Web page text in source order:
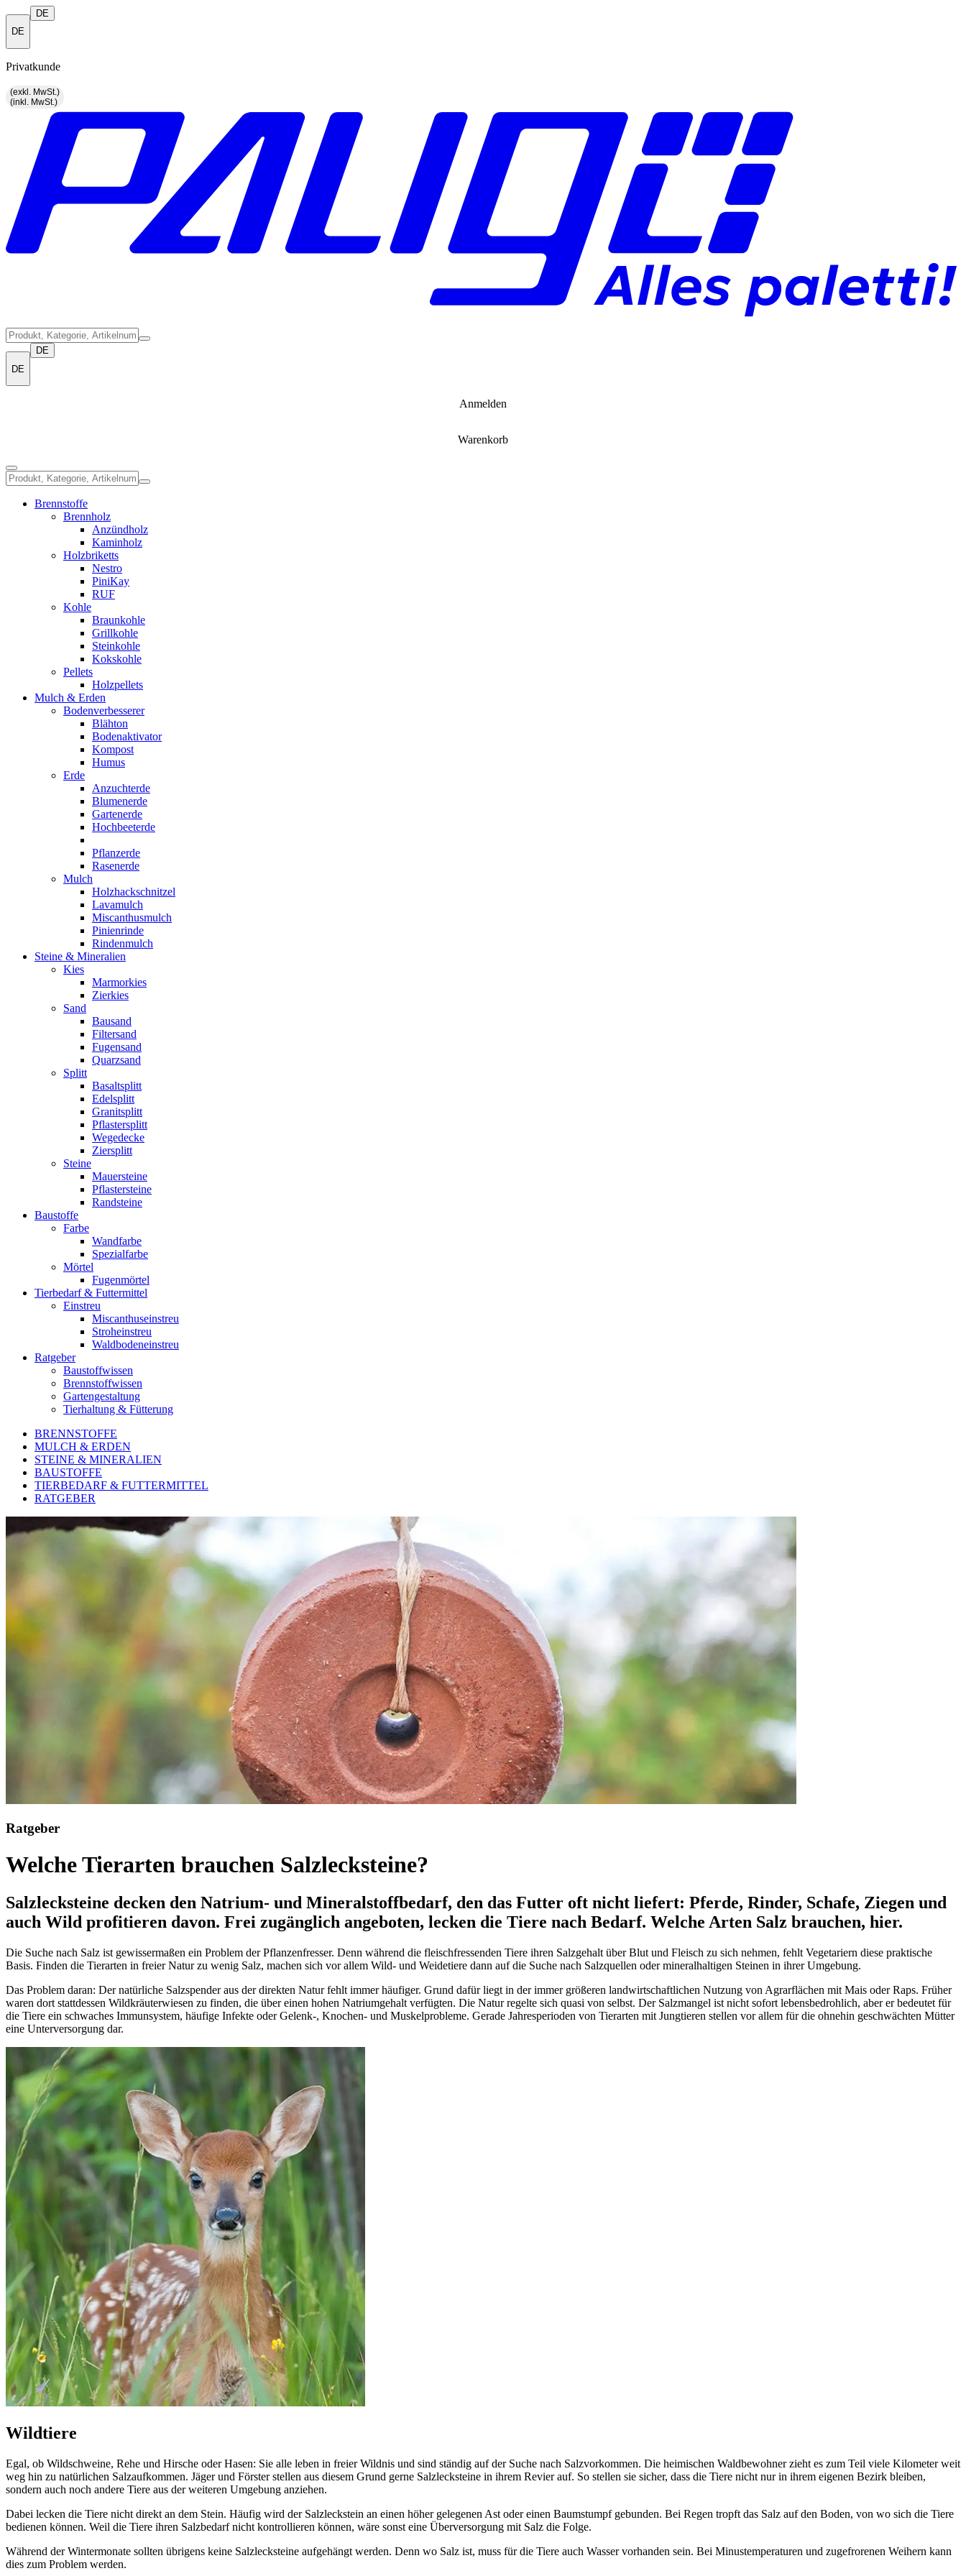
DE
DE
Privatkunde
(exkl. MwSt.)
(inkl. MwSt.)
DE
DE
Anmelden
Warenkorb
Brennstoffe
Brennholz
Anzündholz
Kaminholz
Holzbriketts
Nestro
PiniKay
RUF
Kohle
Braunkohle
Grillkohle
Steinkohle
Kokskohle
Pellets
Holzpellets
Mulch & Erden
Bodenverbesserer
Blähton
Bodenaktivator
Kompost
Humus
Erde
Anzuchterde
Blumenerde
Gartenerde
Hochbeeterde
Pflanzerde
Rasenerde
Mulch
Holzhackschnitzel
Lavamulch
Miscanthusmulch
Pinienrinde
Rindenmulch
Steine & Mineralien
Kies
Marmorkies
Zierkies
Sand
Bausand
Filtersand
Fugensand
Quarzsand
Splitt
Basaltsplitt
Edelsplitt
Granitsplitt
Pflastersplitt
Wegedecke
Ziersplitt
Steine
Mauersteine
Pflastersteine
Randsteine
Baustoffe
Farbe
Wandfarbe
Spezialfarbe
Mörtel
Fugenmörtel
Tierbedarf & Futtermittel
Einstreu
Miscanthuseinstreu
Stroheinstreu
Waldbodeneinstreu
Ratgeber
Baustoffwissen
Brennstoffwissen
Gartengestaltung
Tierhaltung & Fütterung
BRENNSTOFFE
MULCH & ERDEN
STEINE & MINERALIEN
BAUSTOFFE
TIERBEDARF & FUTTERMITTEL
RATGEBER
Ratgeber
Welche Tierarten brauchen Salzlecksteine?
Salzlecksteine decken den Natrium- und Mineralstoffbedarf, den das Futter oft nicht liefert: Pferde, Rinder, Schafe, Ziegen und
auch Wild profitieren davon. Frei zugänglich angeboten, lecken die Tiere nach Bedarf. Welche Arten Salz brauchen, hier.
Die Suche nach Salz ist gewissermaßen ein Problem der Pflanzenfresser. Denn während die fleischfressenden Tiere ihren Salzgehalt über Blut und Fleisch zu sich nehmen, fehlt Vegetariern diese praktische
Basis. Finden die Tierarten in freier Natur zu wenig Salz, machen sich vor allem Wild- und Weidetiere dann auf die Suche nach Salzquellen oder mineralhaltigen Steinen in ihrer Umgebung.
Das Problem daran: Der natürliche Salzspender aus der direkten Natur fehlt immer häufiger. Grund dafür liegt in der immer größeren landwirtschaftlichen Nutzung von Agrarflächen mit Mais oder Raps. Früher
waren dort stattdessen Wildkräuterwiesen zu finden, die über einen hohen Natriumgehalt verfügten. Die Natur regelte sich quasi von selbst. Der Salzmangel ist nicht sofort lebensbedrohlich, aber er bedeutet für
die Tiere ein schwaches Immunsystem, häufige Infekte oder Gelenk-, Knochen- und Muskelprobleme. Gerade Jahresperioden von Tierarten mit Jungtieren stellen vor allem für die ohnehin geschwächten Mütter
eine Unterversorgung dar.
Wildtiere
Egal, ob Wildschweine, Rehe und Hirsche oder Hasen: Sie alle leben in freier Wildnis und sind ständig auf der Suche nach Salzvorkommen. Die heimischen Waldbewohner zieht es zum Teil viele Kilometer weit
weg hin zu natürlichen Salzaufkommen. Jäger und Förster stellen aus diesem Grund gerne Salzlecksteine in ihrem Revier auf. So stellen sie sicher, dass die Tiere nicht nur in ihrem eigenen Bezirk bleiben,
sondern auch noch andere Tiere aus der weiteren Umgebung anziehen.
Dabei lecken die Tiere nicht direkt an dem Stein. Häufig wird der Salzleckstein an einen höher gelegenen Ast oder einen Baumstumpf gebunden. Bei Regen tropft das Salz auf den Boden, von wo sich die Tiere
bedienen können. Weil die Tiere ihren Salzbedarf nicht kontrollieren können, wäre sonst eine Überversorgung mit Salz die Folge.
Während der Wintermonate sollten übrigens keine Salzlecksteine aufgehängt werden. Denn wo Salz ist, muss für die Tiere auch Wasser vorhanden sein. Bei Minustemperaturen und zugefrorenen Weihern kann
dies zum Problem werden.